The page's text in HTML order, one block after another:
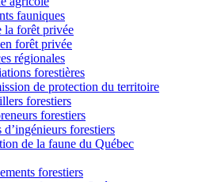
fauniques
la forêt privée
forêt privée
régionales
forestières
de protection du territoire
forestiers
forestiers
d’ingénieurs forestiers
de la faune du Québec
forestiers